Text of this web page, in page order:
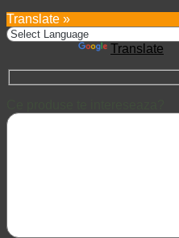
Translate »
Translate